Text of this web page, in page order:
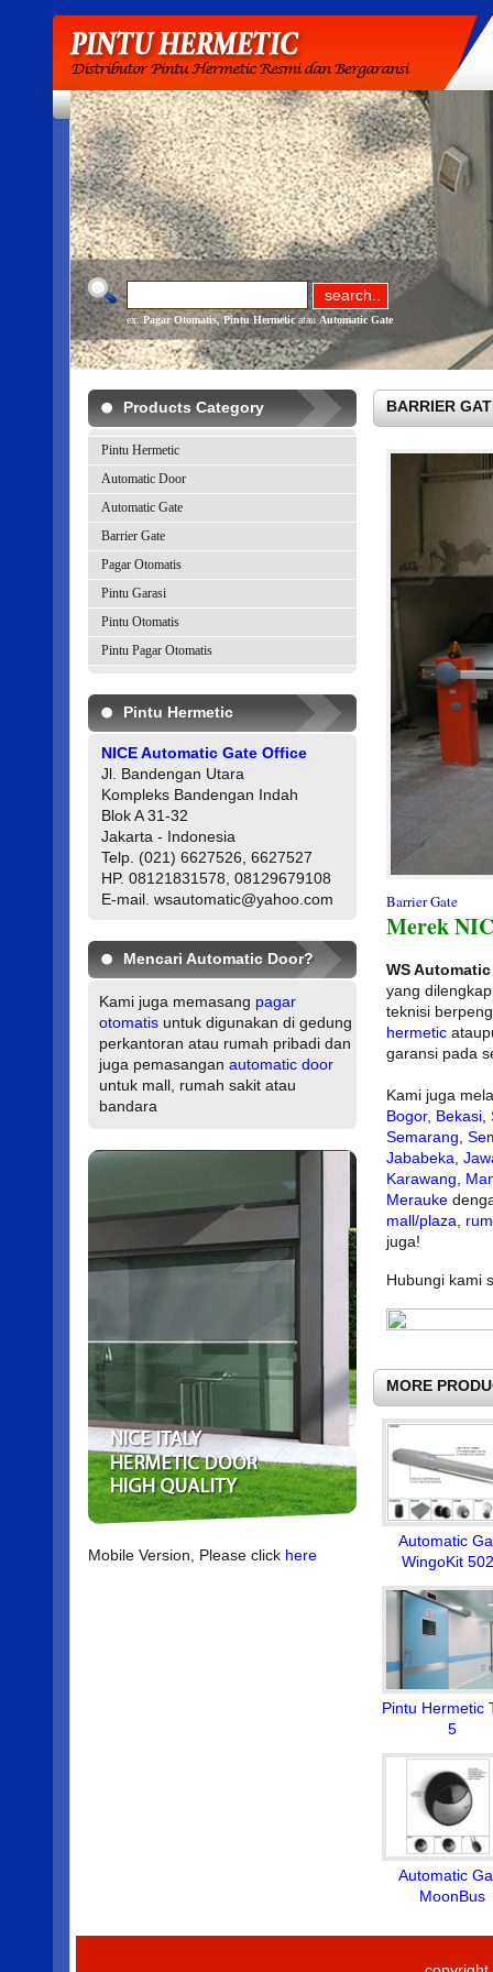
ex. Pagar Otomatis,Pintu HermeticatauAutomatic Gate
Products Category
Pintu Hermetic
Automatic Door
Automatic Gate
Barrier Gate
Pagar Otomatis
Pintu Garasi
Pintu Otomatis
Pintu Pagar Otomatis
Pintu Hermetic
NICE Automatic Gate Office
Jl. Bandengan Utara
Kompleks Bandengan Indah
Blok A 31-32
Jakarta - Indonesia
Telp. (021) 6627526, 6627527
HP. 08121831578, 08129679108
E-mail. wsautomatic@yahoo.com
Mencari Automatic Door?
Kami juga memasang pagar
otomatisuntuk digunakan di gedung
perkantoran atau rumah pribadi dan
juga pemasangan automatic door
untuk mall, rumah sakit atau
bandara
Mobile Version, Please click here
BARRIER
Barrier Gate
Merek
WS Automatic
yang
teknisi
hermetic
garansi pada
Kami juga
Bogor, Bekasi,
Semarang
Jababeka
Karawang
Merauke
mall/plaza
juga!
Hubungi kami
MORE
Automatic
WingoKit
Pintu Hermetic
5
Automatic
MoonBus